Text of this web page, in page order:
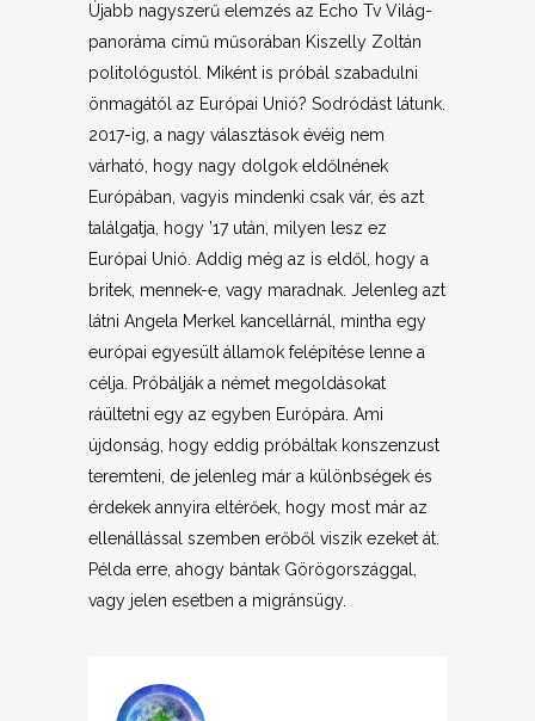
Újabb nagyszerű elemzés az Echo Tv Világ-
panoráma című műsorában Kiszelly Zoltán
politológustól. Miként is próbál szabadulni
önmagától az Európai Unió? Sodródást látunk.
2017-ig, a nagy választások évéig nem
várható, hogy nagy dolgok eldőlnének
Európában, vagyis mindenki csak vár, és azt
találgatja, hogy ’17 után, milyen lesz ez
Európai Unió. Addig még az is eldől, hogy a
britek, mennek-e, vagy maradnak. Jelenleg azt
látni Angela Merkel kancellárnál, mintha egy
európai egyesült államok felépítése lenne a
célja. Próbálják a német megoldásokat
ráültetni egy az egyben Európára. Ami
újdonság, hogy eddig próbáltak konszenzust
teremteni, de jelenleg már a különbségek és
érdekek annyira eltérőek, hogy most már az
ellenállással szemben erőből viszik ezeket át.
Példa erre, ahogy bántak Görögországgal,
vagy jelen esetben a migránsügy.